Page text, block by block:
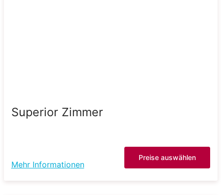
Superior Zimmer
Mehr Informationen
Preise auswählen